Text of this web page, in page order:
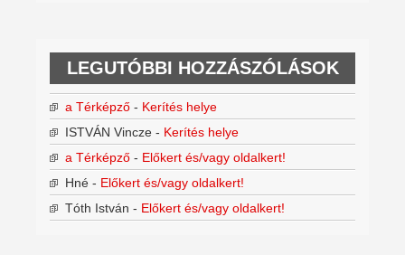
LEGUTÓBBI HOZZÁSZÓLÁSOK
a Térképző - Kerítés helye
ISTVÁN Vincze - Kerítés helye
a Térképző - Előkert és/vagy oldalkert!
Hné - Előkert és/vagy oldalkert!
Tóth István - Előkert és/vagy oldalkert!